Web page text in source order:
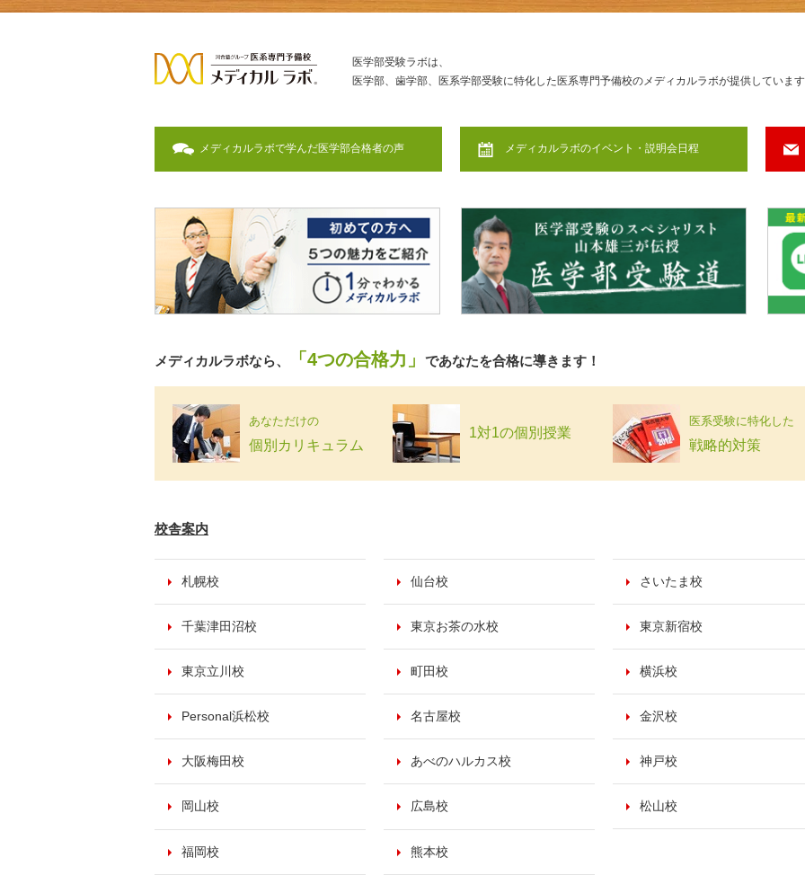
医学部受験ラボは、
医学部、歯学部、医系学部受験に特化した医系専門予備校のメディカルラボが提供していま
メディカルラボで学んだ医学部合格者の声 メディカルラボのイベント・説明会日程
メディカルラボなら、 「4つの合格力」 であなたを合格に導きます！
あなただけの
個別カリキュラム
1対1の個別授業
医系受験に特化した
戦略的対策
校舎案内
札幌校 仙台校 さいたま校
千葉津田沼校 東京お茶の水校 東京新宿校
東京立川校 町田校 横浜校
Personal浜松校 名古屋校 金沢校
大阪梅田校 あべのハルカス校 神戸校
岡山校 広島校 松山校
福岡校 熊本校